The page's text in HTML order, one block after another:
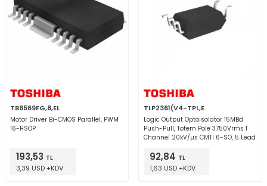
TB6569FG,8,EL
Motor Driver Bi-CMOS Parallel, PWM
16-HSOP
193,53 TL
3,39 USD +KDV
TLP2361(V4-TPL,E
Logic Output Optoisolator 15MBd
Push-Pull, Totem Pole 3750Vrms 1
Channel 20kV/µs CMTI 6-SO, 5 Lead
92,84 TL
1,63 USD +KDV